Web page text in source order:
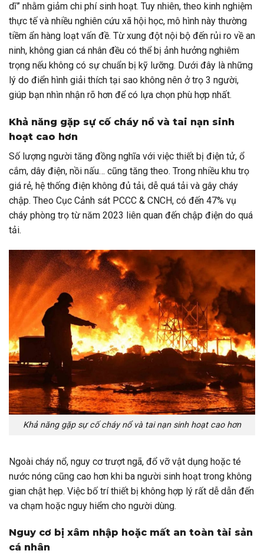
dĩ” nhằm giảm chi phí sinh hoạt. Tuy nhiên, theo kinh nghiệm
thực tế và nhiều nghiên cứu xã hội học, mô hình này thường
tiềm ẩn hàng loạt vấn đề. Từ xung đột nội bộ đến rủi ro về an
ninh, không gian cá nhân đều có thể bị ảnh hưởng nghiêm
trọng nếu không có sự chuẩn bị kỹ lưỡng. Dưới đây là những
lý do điển hình giải thích tại sao không nên ở trọ 3 người,
giúp bạn nhìn nhận rõ hơn để có lựa chọn phù hợp nhất.
Khả năng gặp sự cố cháy nổ và tai nạn sinh
hoạt cao hơn
Số lượng người tăng đồng nghĩa với việc thiết bị điện tử, ổ
cắm, dây điện, nồi nấu… cũng tăng theo. Trong nhiều khu trọ
giá rẻ, hệ thống điện không đủ tải, dễ quá tải và gây cháy
chập. Theo Cục Cảnh sát PCCC & CNCH, có đến 47% vụ
cháy phòng trọ từ năm 2023 liên quan đến chập điện do quá
tải.
Khả năng gặp sự cố cháy nổ và tai nạn sinh hoạt cao hơn
Ngoài cháy nổ, nguy cơ trượt ngã, đổ vỡ vật dụng hoặc té
nước nóng cũng cao hơn khi ba người sinh hoạt trong không
gian chật hẹp. Việc bố trí thiết bị không hợp lý rất dễ dẫn đến
va chạm hoặc nguy hiểm cho người dùng.
Nguy cơ bị xâm nhập hoặc mất an toàn tài sản
cá nhân